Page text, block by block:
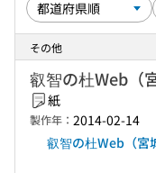
その他
叡智の杜Web（
紙
製作年： 2014-02-14
叡智の杜Web（宮